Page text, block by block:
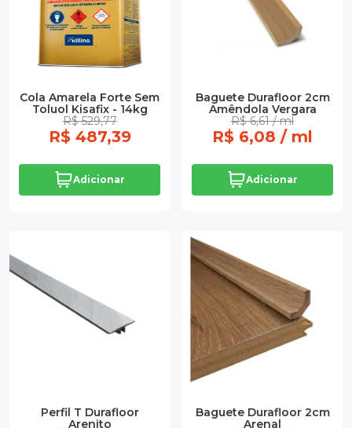
Cola Amarela Forte Sem
Toluol Kisafix - 14kg
R$ 529,77
R$ 487,39
Adicionar
Baguete Durafloor 2cm
Amêndola Vergara
R$ 6,61 / ml
R$ 6,08 / ml
Adicionar
Perfil T Durafloor
Arenito
Baguete Durafloor 2cm
Arenal